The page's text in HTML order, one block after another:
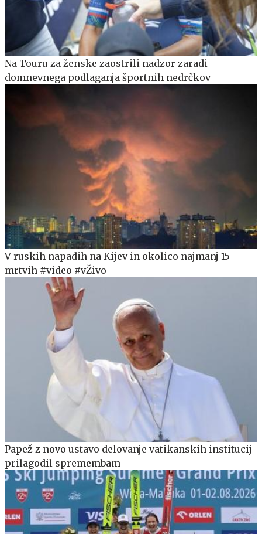
Na Touru za ženske zaostrili nadzor zaradi
domnevnega podlaganja športnih nedrčkov
V ruskih napadih na Kijev in okolico najmanj 15
mrtvih #video #vŽivo
Papež z novo ustavo delovanje vatikanskih institucij
prilagodil spremembam